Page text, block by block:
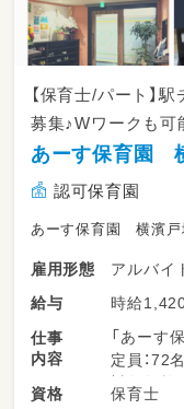
12：00～
15：00～
15：30～
16：00～
【保育士/パート】
募集♪Wワークも可
あーす保育園
認可保育園
あーす保育園 横濱戸
雇用形態
アルバイ
給与
時給
仕事
内容
「あーす
定員：72名
対象年齢
資格 保育士